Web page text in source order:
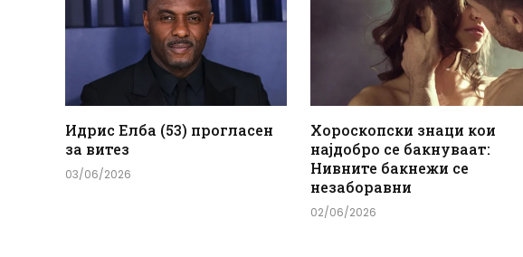
Идрис Елба (53) прогласен
за витез
03/06/2026
Хороскопски знаци кои
најдобро се бакнуваат:
Нивните бакнежи се
незаборавни
02/06/2026